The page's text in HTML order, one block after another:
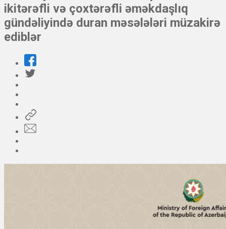
ikitərəfli və çoxtərəfli əməkdaşlıq
gündəliyində duran məsələləri müzakirə
ediblər